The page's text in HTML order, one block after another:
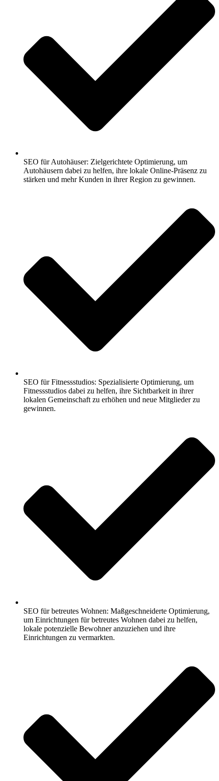
SEO für Autohäuser: Zielgerichtete Optimierung, um
Autohäusern dabei zu helfen, ihre lokale Online-Präsenz zu
stärken und mehr Kunden in ihrer Region zu gewinnen.
SEO für Fitnessstudios: Spezialisierte Optimierung, um
Fitnessstudios dabei zu helfen, ihre Sichtbarkeit in ihrer
lokalen Gemeinschaft zu erhöhen und neue Mitglieder zu
gewinnen.
SEO für betreutes Wohnen: Maßgeschneiderte Optimierung,
um Einrichtungen für betreutes Wohnen dabei zu helfen,
lokale potenzielle Bewohner anzuziehen und ihre
Einrichtungen zu vermarkten.